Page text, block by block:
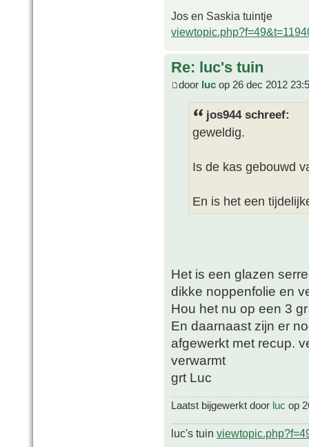
Jos en Saskia tuintje
Re: luc's tuin
door luc op 26 dec 2012
jos944 schreef:
geweldig.
Is de kas gebouwd
En is het een
Het is een glazen
dikke noppenfolie en
Hou het nu op een 3 gr
En daarnaast zijn er
afgewerkt met recup.
verwarmt
grt Luc
Laatst bijgewerkt door luc op
luc's tuin